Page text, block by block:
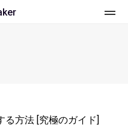
る方法 [究極のガイド]